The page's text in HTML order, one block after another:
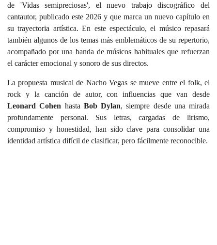
de 'Vidas semipreciosas', el nuevo trabajo discográfico del
cantautor, publicado este 2026 y que marca un nuevo capítulo en
su trayectoria artística. En este espectáculo, el músico repasará
también algunos de los temas más emblemáticos de su repertorio,
acompañado por una banda de músicos habituales que refuerzan
el carácter emocional y sonoro de sus directos.
La propuesta musical de Nacho Vegas se mueve entre el folk, el
rock y la canción de autor, con influencias que van desde
Leonard Cohen hasta Bob Dylan, siempre desde una mirada
profundamente personal. Sus letras, cargadas de lirismo,
compromiso y honestidad, han sido clave para consolidar una
identidad artística difícil de clasificar, pero fácilmente reconocible.